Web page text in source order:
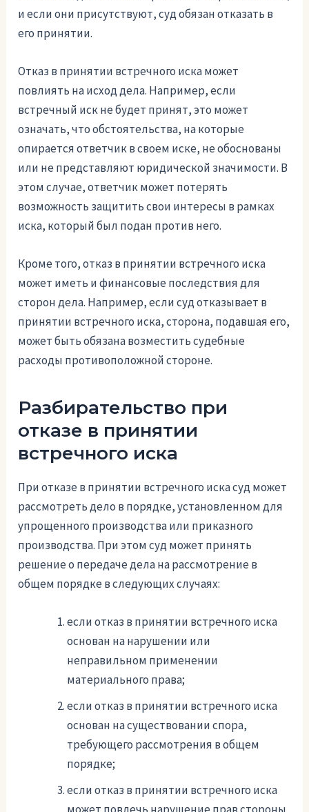
и если они присутствуют, суд обязан отказать в
его принятии.
Отказ в принятии встречного иска может
повлиять на исход дела. Например, если
встречный иск не будет принят, это может
означать, что обстоятельства, на которые
опирается ответчик в своем иске, не обоснованы
или не представляют юридической значимости. В
этом случае, ответчик может потерять
возможность защитить свои интересы в рамках
иска, который был подан против него.
Кроме того, отказ в принятии встречного иска
может иметь и финансовые последствия для
сторон дела. Например, если суд отказывает в
принятии встречного иска, сторона, подавшая его,
может быть обязана возместить судебные
расходы противоположной стороне.
Разбирательство при
отказе в принятии
встречного иска
При отказе в принятии встречного иска суд может
рассмотреть дело в порядке, установленном для
упрощенного производства или приказного
производства. При этом суд может принять
решение о передаче дела на рассмотрение в
общем порядке в следующих случаях:
если отказ в принятии встречного иска
основан на нарушении или
неправильном применении
материального права;
если отказ в принятии встречного иска
основан на существовании спора,
требующего рассмотрения в общем
порядке;
если отказ в принятии встречного иска